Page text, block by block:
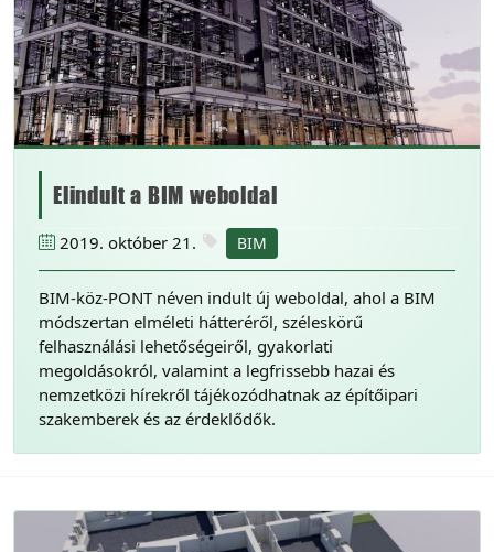
Elindult a BIM weboldal
2019. október 21. BIM
BIM-köz-PONT néven indult új weboldal, ahol a BIM
módszertan elméleti hátteréről, széleskörű
felhasználási lehetőségeiről, gyakorlati
megoldásokról, valamint a legfrissebb hazai és
nemzetközi hírekről tájékozódhatnak az építőipari
szakemberek és az érdeklődők.